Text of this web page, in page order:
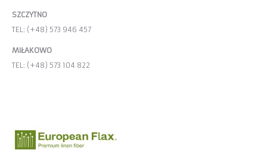
SZCZYTNO
TEL: (+48) 573 946 457
MIŁAKOWO
TEL: (+48) 573 104 822